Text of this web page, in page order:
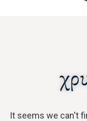
It seems we can't